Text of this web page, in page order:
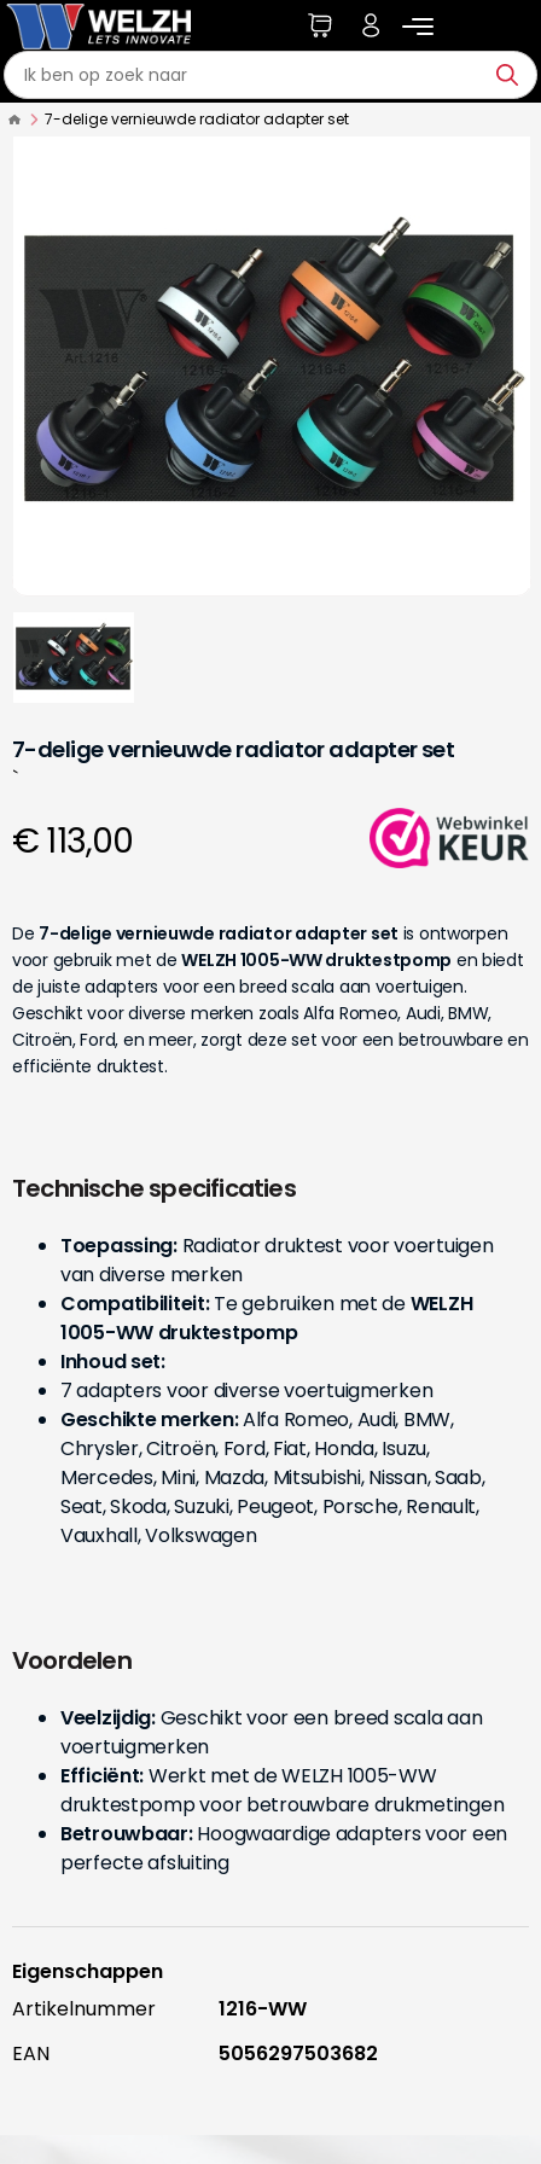
7-delige vernieuwde radiator adapter set
7-delige vernieuwde radiator adapter set
`
€ 113,00
De 7-delige vernieuwde radiator adapter set is ontworpen
voor gebruik met deWELZH 1005-WW druktestpomp en biedt
de juiste adapters voor een breed scala aan voertuigen.
Geschikt voor diverse merken zoals Alfa Romeo, Audi, BMW,
Citroën, Ford, en meer, zorgt deze set voor een betrouwbare en
efficiënte druktest.
Technische specificaties
Toepassing:Radiator druktest voor voertuigen
van diverse merken
Compatibiliteit:Te gebruiken met deWELZH
1005-WW druktestpomp
Inhoud set:
7 adapters voor diverse voertuigmerken
Geschikte merken:Alfa Romeo, Audi, BMW,
Chrysler, Citroën, Ford, Fiat, Honda, Isuzu,
Mercedes, Mini, Mazda, Mitsubishi, Nissan, Saab,
Seat, Skoda, Suzuki, Peugeot, Porsche, Renault,
Vauxhall, Volkswagen
Voordelen
Veelzijdig:Geschikt voor een breed scala aan
voertuigmerken
Efficiënt:Werkt met de WELZH 1005-WW
druktestpomp voor betrouwbare drukmetingen
Betrouwbaar:Hoogwaardige adapters voor een
perfecte afsluiting
Eigenschappen
Artikelnummer
1216-WW
EAN
5056297503682